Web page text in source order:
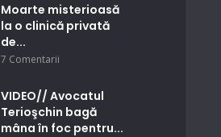
Moarte misterioasă
la o clinică privată
de...
7 Comentarii
VIDEO// Avocatul
Terioşchin bagă
mâna în foc pentru...